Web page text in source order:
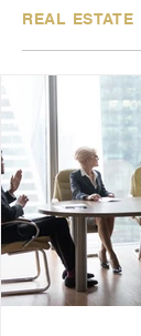
REAL ESTATE